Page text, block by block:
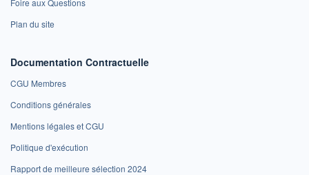
Foire aux Questions
Plan du site
Documentation Contractuelle
CGU Membres
Conditions générales
Mentions légales et CGU
Politique d'exécution
Rapport de meilleure sélection 2024